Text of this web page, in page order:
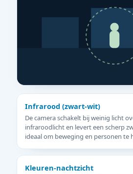
Infrarood (zwart-wit)
De camera schakelt bij weinig licht
infraroodlicht en levert een scherp
ideaal om beweging en personen te
Kleuren-nachtzicht